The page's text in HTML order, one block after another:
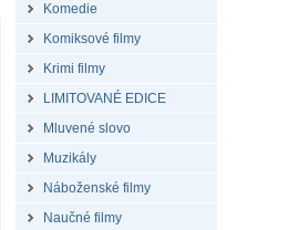
Komedie
Komiksové filmy
Krimi filmy
LIMITOVANÉ EDICE
Mluvené slovo
Muzikály
Náboženské filmy
Naučné filmy